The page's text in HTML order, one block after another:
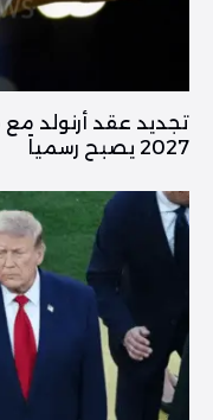
تجديد عقد أرنولد
2027 يصبح رسمياً